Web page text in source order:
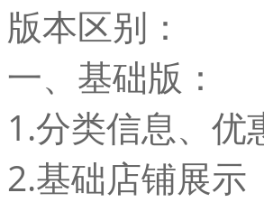
版本区别：
一、基础版：
1.分类信息、
2.基础店铺展示